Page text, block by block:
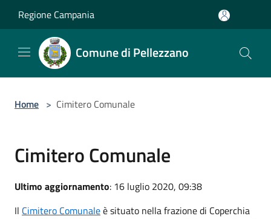
Regione Campania
Comune di Pellezzano
Home > Cimitero Comunale
Cimitero Comunale
Ultimo aggiornamento: 16 luglio 2020, 09:38
Il Cimitero Comunaleè situato nella frazione di Coperchia